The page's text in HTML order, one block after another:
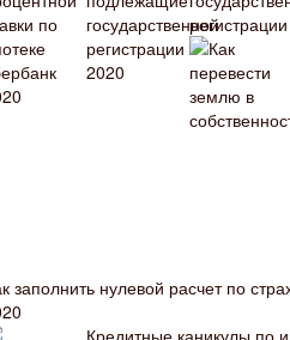
заполнить нулевой расчет по
Кредитные каникулы по